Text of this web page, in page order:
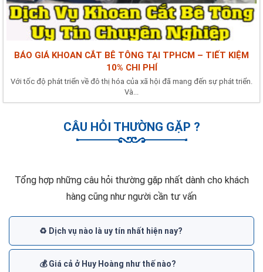
BÁO GIÁ KHOAN CẮT BÊ TÔNG TẠI TPHCM – TIẾT KIỆM
10% CHI PHÍ
Với tốc độ phát triển về đô thị hóa của xã hội đã mang đến sự phát triển.
Và...
CÂU HỎI THƯỜNG GẶP ?
Tổng hợp những câu hỏi thường gặp nhất dành cho khách
hàng cũng như người cần tư vấn
♻️ Dịch vụ nào là uy tín nhất hiện nay?
💰 Giá cả ở Huy Hoàng như thế nào?